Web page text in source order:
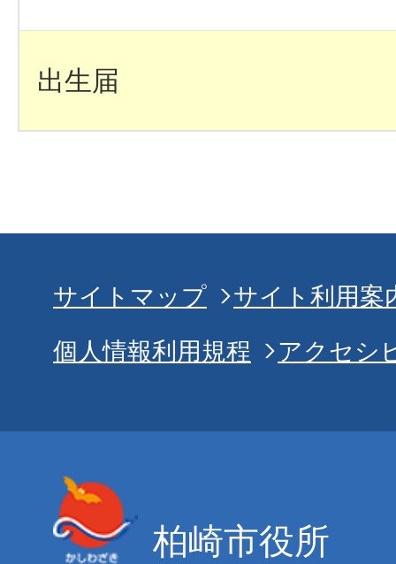
出生届
サイトマップ
サイト利用案
個人情報利用規程
アクセシ
柏崎市役所